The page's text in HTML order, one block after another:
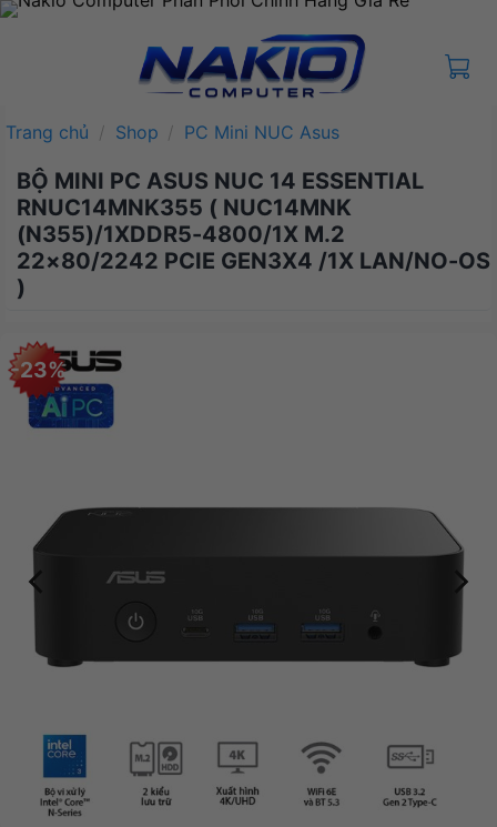
Bỏ
Trang chủ / Shop / PC Mini NUC Asus
BỘ MINI PC ASUS NUC 14 ESSENTIAL
RNUC14MNK355 ( NUC14MNK
(N355)/1XDDR5-4800/1X M.2
22×80/2242 PCIE GEN3X4 /1X LAN/NO-OS
)
-23%